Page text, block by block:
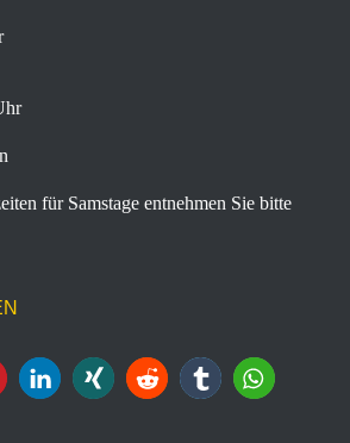
für Samstage entnehmen Sie bitte